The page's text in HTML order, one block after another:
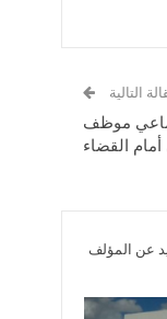
التالية
موظف
القضاء
عن المؤلف